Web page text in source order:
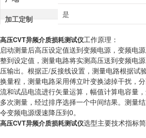
加工定制 是
高压CVT异频介质损耗测试仪工作原理：
启动测量后高压设定值送到变频电源，变频电
整到设定值，测量电路将实测高压送到变频电
压输出。根据正/反接线设置，测量电路根据试
换量程，测量电路采用傅立叶变换滤掉干扰，
流和试品电流进行矢量运算，幅值计算电容量
多次测量，经过排序选择一个中间结果。测量
令变频电源缓速降压到0。
高压CVT异频介质损耗测试仪选型主要技术指标